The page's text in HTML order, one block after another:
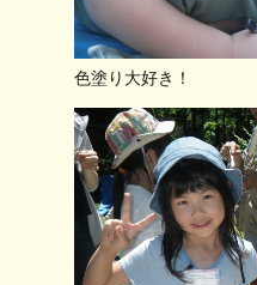
色塗り大好き！